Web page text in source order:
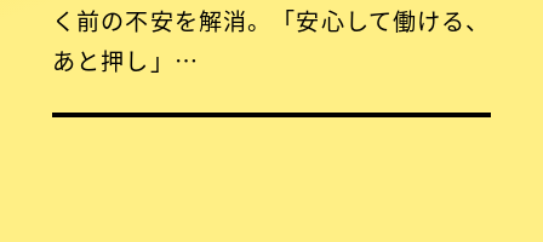
く前の不安を解消。「安心して働ける、
あと押し」…